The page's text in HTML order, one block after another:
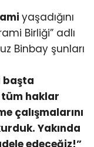
yaşadığını
Birliği” adlı
Binbay şunları
başta
tüm haklar
çalışmalarını
Yakında
edeceğiz!”